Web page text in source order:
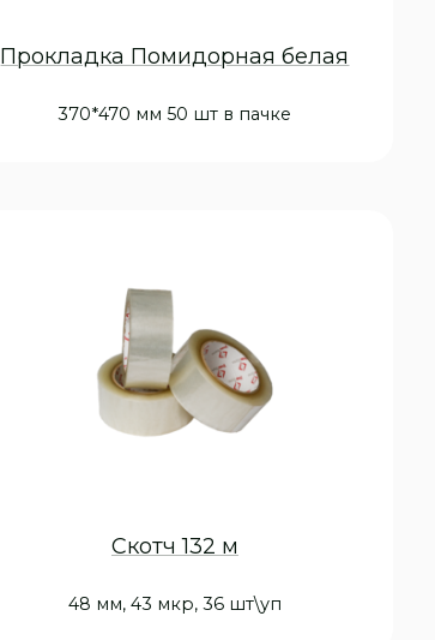
Прокладка Помидорная белая
370*470 мм 50 шт в пачке
Скотч 132 м
48 мм, 43 мкр, 36 шт\уп